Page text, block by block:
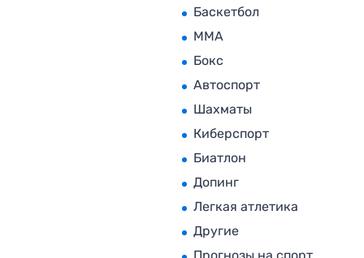
Баскетбол
MMA
Бокс
Автоспорт
Шахматы
Киберспорт
Биатлон
Допинг
Легкая атлетика
Другие